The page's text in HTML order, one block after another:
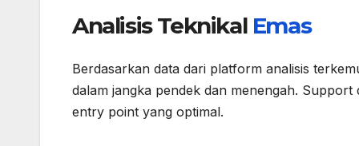
Analisis Teknikal Emas
Berdasarkan data dari platform analisis
dalam jangka pendek dan menengah.
entry point yang optimal.